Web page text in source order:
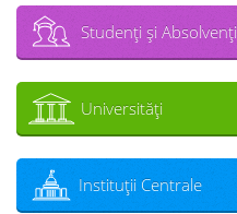
Studenţi şi Absolvenţi
Universităţi
Instituţii Centrale